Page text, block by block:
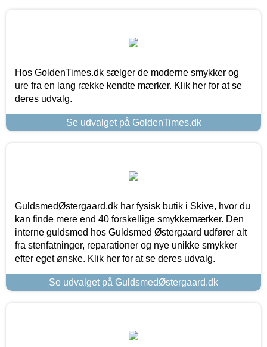
Hos GoldenTimes.dk sælger de moderne smykker og
ure fra en lang række kendte mærker. Klik her for at se
deres udvalg.
Se udvalget på GoldenTimes.dk
GuldsmedØstergaard.dk har fysisk butik i Skive, hvor du
kan finde mere end 40 forskellige smykkemærker. Den
interne guldsmed hos Guldsmed Østergaard udfører alt
fra stenfatninger, reparationer og nye unikke smykker
efter eget ønske. Klik her for at se deres udvalg.
Se udvalget på GuldsmedØstergaard.dk